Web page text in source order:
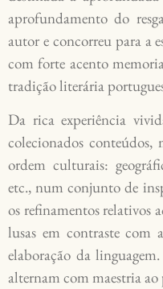
aprofundamento do
autor e concorreu para a
com forte acento
tradição literária
Da rica experiência
colecionados conteúdos,
ordem culturais:
etc., num conjunto de
os refinamentos relativos
lusas em contraste com
elaboração da
alternam com maestria ao